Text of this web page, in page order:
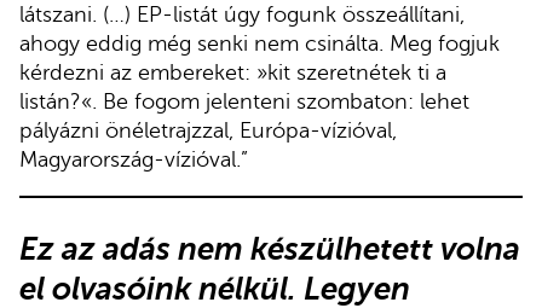
látszani. (…) EP-listát úgy fogunk összeállítani,
ahogy eddig még senki nem csinálta. Meg fogjuk
kérdezni az embereket: »kit szeretnétek ti a
listán?«. Be fogom jelenteni szombaton: lehet
pályázni önéletrajzzal, Európa-vízióval,
Magyarország-vízióval.”
Ez az adás nem készülhetett volna
el olvasóink nélkül. Legyen